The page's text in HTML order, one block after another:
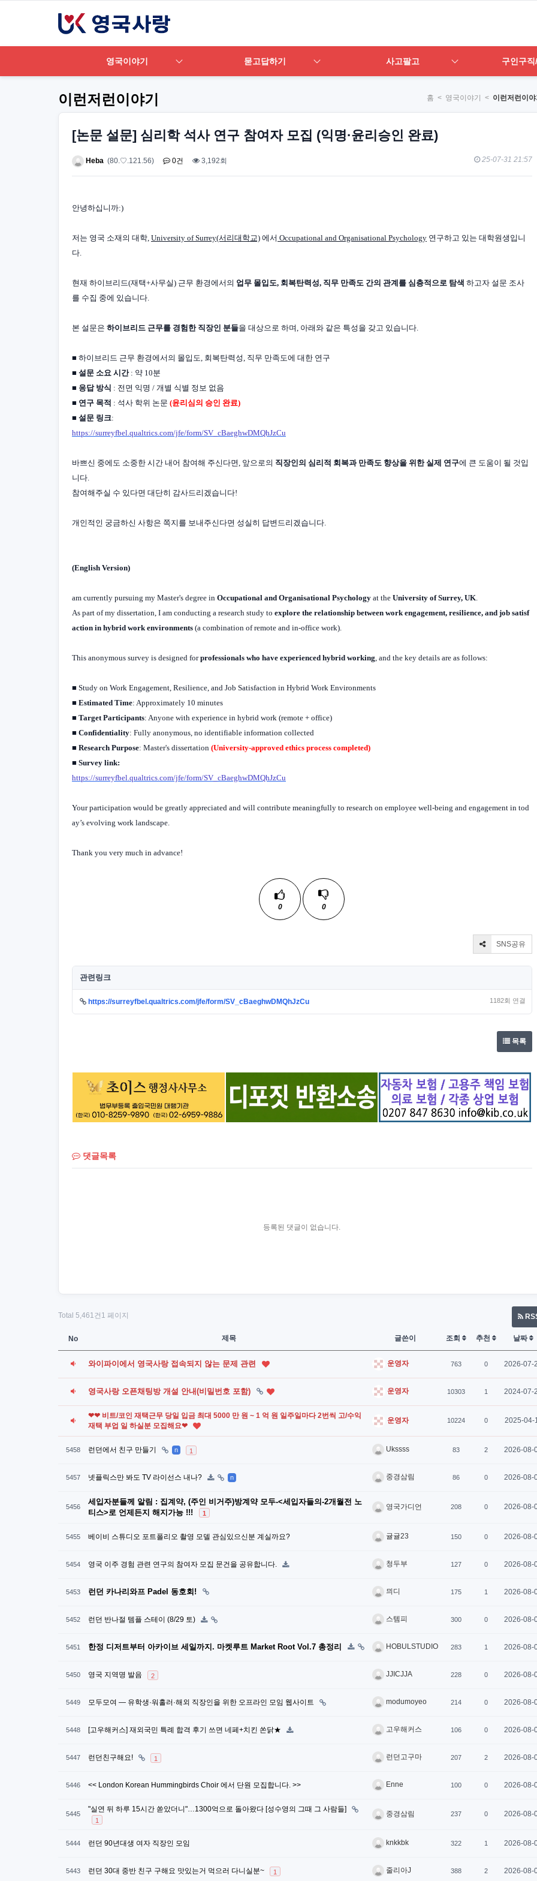
영국이야기 묻고답하기 사고팔고 구인구
이런저런이야기 홈 < 영국이야기 < 이런저런이
[논문 설문] 심리학 석사 연구 참여자 모집 (익명·윤리승인 완료)
Heba (80.♡.121.56) 0건 3,192회 25-07-31 21:57
안녕하십니까:)
저는 영국 소재의 대학, University of Surrey(서리대학교) 에서 Occupational and Organisational Psychology 연구하고 있는 대학원생입니
다.
현재 하이브리드(재택+사무실) 근무 환경에서의 업무 몰입도, 회복탄력성, 직무 만족도 간의 관계를 심층적으로 탐색 하고자 설문 조사
를 수집 중에 있습니다.
본 설문은 하이브리드 근무를 경험한 직장인 분들을 대상으로 하며, 아래와 같은 특성을 갖고 있습니다.
■ 하이브리드 근무 환경에서의 몰입도, 회복탄력성, 직무 만족도에 대한 연구
■ 설문 소요 시간: 약 10분
■ 응답 방식 : 전면 익명 / 개별 식별 정보 없음
■ 연구 목적 : 석사 학위 논문 (윤리심의 승인 완료)
■ 설문 링크:
https://surreyfbel.qualtrics.com/jfe/form/SV_cBaeghwDMQhJzCu
바쁘신 중에도 소중한 시간 내어 참여해 주신다면, 앞으로의 직장인의 심리적 회복과 만족도 향상을 위한 실제 연구에 큰 도움이 될 것입
니다.
참여해주실 수 있다면 대단히 감사드리겠습니다!
개인적인 궁금하신 사항은 쪽지를 보내주신다면 성실히 답변드리겠습니다.
(English Version)
am currently pursuing my Master's degree in Occupational and Organisational Psychology at the University of Surrey, UK.
As part of my dissertation, I am conducting a research study to explore the relationship between work engagement, resilience, and job satisf
action in hybrid work environments (a combination of remote and in-office work).
This anonymous survey is designed forprofessionals who have experienced hybrid working, and the key details are as follows:
■ Study on Work Engagement, Resilience, and Job Satisfaction in Hybrid Work Environments
■ Estimated Time: Approximately 10 minutes
■ Target Participants: Anyone with experience in hybrid work (remote + office)
■ Confidentiality: Fully anonymous, no identifiable information collected
■ Research Purpose: Master's dissertation (University-approved ethics process completed)
■ Survey link:
https://surreyfbel.qualtrics.com/jfe/form/SV_cBaeghwDMQhJzCu
Your participation would be greatly appreciated and will contribute meaningfully to research on employee well-being and engagement in tod
ay’s evolving work landscape.
Thank you very much in advance!
0 0
SNS공유
관련링크
https://surreyfbel.qualtrics.com/jfe/form/SV_cBaeghwDMQhJzCu 1182회 연결
목록
댓글목록
등록된 댓글이 없습니다.
Total 5,461건 1 페이지
No 제목 글쓴이 조회 추천 날짜
와이파이에서 영국사랑 접속되지 않는 문제 관련 운영자 763 0 2026-07-
영국사랑 오픈채팅방 개설 안내(비밀번호 포함) 운영자 10303 1 2024-07-
❤❤ 비트/코인 재택근무 당일 입금 최대 5000 만 원 ~ 1 억 원 일주일마다 2번씩 고/수익
재택 부업 일 하실분 모집해요❤
운영자 10224 0 2025-04-
5458 런던에서 친구 만들기 n 1 Ukssss 83 2 2026-08-
5457 넷플릭스만 봐도 TV 라이선스 내나? n 중경삼림 86 0 2026-08-
5456
세입자분들께 알림 : 집계약, (주인 비거주)방계약 모두-<세입자들의-2개월전 노
티스>로 언제든지 해지가능 !!!
1
영국가디언 208 0 2026-08-
5455 베이비 스튜디오 포트폴리오 촬영 모델 관심있으신분 계실까요? 귤귤23 150 0 2026-08-
5454 영국 이주 경험 관련 연구의 참여자 모집 문건을 공유합니다. 청두부 127 0 2026-08-
5453 런던 카나리와프 Padel 동호회! 믜디 175 1 2026-08-
5452 런던 반나절 템플 스테이 (8/29 토) 스템피 300 0 2026-08-
5451 한정 디저트부터 아카이브 세일까지. 마켓루트 Market Root Vol.7 총정리 HOBULSTUDIO 283 1 2026-08-
5450 영국 지역명 발음 2 JJICJJA 228 0 2026-08-
5449 모두모여 — 유학생·워홀러·해외 직장인을 위한 오프라인 모임 웹사이트 modumoyeo 214 0 2026-08-
5448 [고우해커스] 재외국민 특례 합격 후기 쓰면 네페+치킨 쏜닭★ 고우해커스 106 0 2026-08-
5447 런던친구해요! 1 런던고구마 207 2 2026-08-
5446 << London Korean Hummingbirds Choir 에서 단원 모집합니다. >> Enne 100 0 2026-08-
5445
"실연 뒤 하루 15시간 쏟았더니"…1300억으로 돌아왔다 [성수영의 그때 그 사람들]
1
중경삼림 237 0 2026-08-
5444 런던 90년대생 여자 직장인 모임 knkkbk 322 1 2026-08-
5443 런던 30대 중반 친구 구해요 맛있는거 먹으러 다니실분~ 1 줄리아J 388 2 2026-08-